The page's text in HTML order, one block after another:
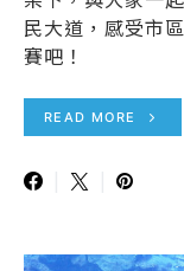
民大道，感受市
賽吧！
READ MORE